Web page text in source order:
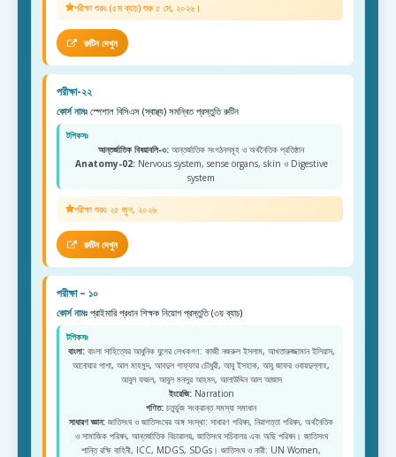
পরীক্ষা শুরুঃ (৫ম ব্যাচ) শুরু ৫ মে, ২০২৬।
রুটিন দেখুন
পরীক্ষা-২২
কোর্স নামঃ স্পেশাল বিসিএস (স্বাস্থ্য) সমন্বিত প্রস্তুতি রুটিন
টপিকসঃ
আন্তর্জাতিক বিষয়াবলি-৩: আন্তর্জাতিক সংগঠনসমূহ ও অর্থনৈতিক প্রতিষ্ঠান
Anatomy-02:Nervous system, sense organs, skin ও Digestive
system
পরীক্ষা শুরুঃ ২৫ জুন, ২০২৬
রুটিন দেখুন
পরীক্ষা – ১০
কোর্স নামঃ প্রাইমারি প্রধান শিক্ষক নিয়োগ প্রস্তুতি (৩য় ব্যাচ)
টপিকসঃ
বাংলা:বাংলা সাহিত্যের আধুনিক যুগের লেখকগণ: কাজী নজরুল ইসলাম, আখতারুজ্জামান ইলিয়াস,
আনোয়ার পাশা, আল মাহমুদ, আবদুল গাফ্ফার চৌধুরী, আবু ইসহাক, আবু জাফর ওবায়দুল্লাহ,
আবুল ফজল, আবুল মনসুর আহমদ, আলাউদ্দিন আল আজাদ
ইংরেজি:Narration
গণিত: চতুর্ভুজ সংক্রান্ত সমস্যা সমাধান
সাধারণ জ্ঞান: জাতিসংঘ ও জাতিসংঘের অঙ্গ সংস্থা: সাধারণ পরিষদ, নিরাপত্তা পরিষদ, অর্থনৈতিক
ও সামাজিক পরিষদ, আন্তর্জাতিক বিচারালয়, জাতিসংঘ সচিবালয় এবং অছি পরিষদ। জাতিসংঘ
শান্তি রক্ষি বাহিনী, ICC, MDGS, SDGs। জাতিসংঘ ও নারী: UN Women,